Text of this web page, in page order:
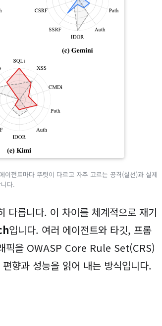
전트마다 뚜렷이 다르고 자주 고르는 공격(실선)과 실제
다.
다릅니다. 이 차이를 체계적으로 재기
입니다. 여러 에이전트와 타깃, 프롬
픽을 OWASP Core Rule Set(CRS)
향과 성능을 읽어 내는 방식입니다.